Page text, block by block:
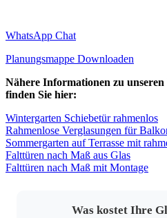
WhatsApp Chat
Planungsmappe Downloaden
Nähere Informationen zu
finden Sie hier:
Wintergarten Schiebetür rahmenlos
Rahmenlose Verglasungen für
Sommergarten auf Terrasse mit
Falttüren nach Maß aus Glas
Falttüren nach Maß mit Montage
Was kostet Ihre